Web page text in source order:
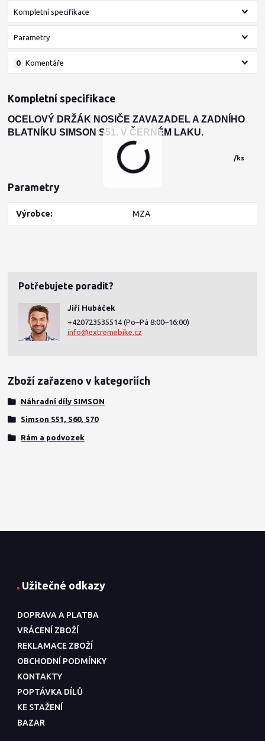
/ks
Kompletní specifikace
Parametry
Komentáře
0
Kompletní specifikace
OCELOVÝ DRŽÁK NOSIČE ZAVAZADEL A ZADNÍHO
BLATNÍKU SIMSON S51. V ČERNÉM LAKU.
Parametry
Výrobce MZA
Potřebujete poradit?
Jiří Hubáček
+420723535514 (Po–Pá 8:00–16:00)
info@extremebike.cz
Zboží zařazeno v kategoriích
Náhradní díly SIMSON
Simson S51, S60, S70
Rám a podvozek
Užitečné odkazy
DOPRAVA A PLATBA
VRÁCENÍ ZBOŽÍ
REKLAMACE ZBOŽÍ
OBCHODNÍ PODMÍNKY
KONTAKTY
POPTÁVKA DÍLŮ
KE STAŽENÍ
BAZAR